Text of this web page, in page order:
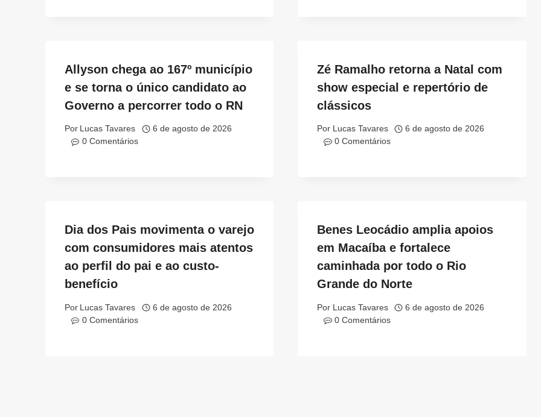
Allyson chega ao 167º município
e se torna o único candidato ao
Governo a percorrer todo o RN
Por Lucas Tavares
6 de agosto de 2026
0 Comentários
Zé Ramalho retorna a Natal com
show especial e repertório de
clássicos
Por Lucas Tavares
6 de agosto de 2026
0 Comentários
Dia dos Pais movimenta o varejo
com consumidores mais atentos
ao perfil do pai e ao custo-
benefício
Por Lucas Tavares
6 de agosto de 2026
0 Comentários
Benes Leocádio amplia apoios
em Macaíba e fortalece
caminhada por todo o Rio
Grande do Norte
Por Lucas Tavares
6 de agosto de 2026
0 Comentários